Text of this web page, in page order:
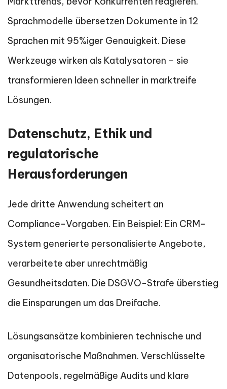
Sprachmodelle übersetzen Dokumente in 12
Sprachen mit 95%iger Genauigkeit. Diese
Werkzeuge wirken als Katalysatoren – sie
transformieren Ideen schneller in marktreife
Lösungen.
Datenschutz, Ethik und
regulatorische
Herausforderungen
Jede dritte Anwendung scheitert an
Compliance-Vorgaben. Ein Beispiel: Ein CRM-
System generierte personalisierte Angebote,
verarbeitete aber unrechtmäßig
Gesundheitsdaten. Die DSGVO-Strafe überstieg
die Einsparungen um das Dreifache.
Lösungsansätze kombinieren technische und
organisatorische Maßnahmen. Verschlüsselte
Datenpools, regelmäßige Audits und klare